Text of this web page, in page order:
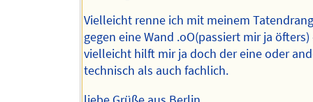
Vielleicht renne ich mit meinem
gegen eine Wand .oO(passiert mir ja öfters)
vielleicht hilft mir ja doch der eine oder
technisch als auch fachlich.